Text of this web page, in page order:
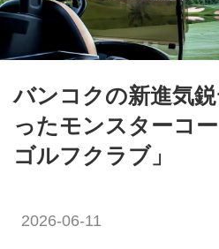
バンコクの新進気
ったモンスターコ
ゴルフクラブ」
2026-06-11